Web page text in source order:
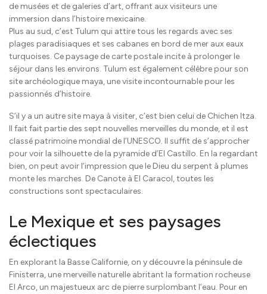
de musées et de galeries d’art, offrant aux visiteurs une
immersion dans l’histoire mexicaine.
Plus au sud, c’est Tulum qui attire tous les regards avec ses
plages paradisiaques et ses cabanes en bord de mer aux eaux
turquoises. Ce paysage de carte postale incite à prolonger le
séjour dans les environs. Tulum est également célèbre pour son
site archéologique maya, une visite incontournable pour les
passionnés d’histoire.
S’il y a un autre site maya à visiter, c’est bien celui de Chichen Itza.
Il fait fait partie des sept nouvelles merveilles du monde, et il est
classé patrimoine mondial de l’UNESCO. Il suffit de s’approcher
pour voir la silhouette de la pyramide d’El Castillo. En la regardant
bien, on peut avoir l’impression que le Dieu du serpent à plumes
monte les marches. De Canote à El Caracol, toutes les
constructions sont spectaculaires.
Le Mexique et ses paysages
éclectiques
En explorant la Basse Californie, on y découvre la péninsule de
Finisterra, une merveille naturelle abritant la formation rocheuse
El Arco, un majestueux arc de pierre surplombant l’eau. Pour en